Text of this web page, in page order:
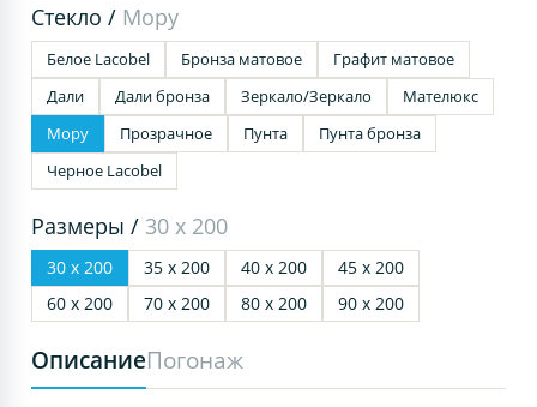
Стекло / Мору
Белое Lacobel Бронза матовое
Графит матовое
Дали
Дали бронза Зеркало/Зеркало
Мателюкс
Мору
Прозрачное Пунта
Пунта бронза
Черное Lacobel
Размеры / 30 х 200
30 х 200 35 х 200 40 х 200
45 х 200
60 х 200
70 х 200 80 х 200 90 х 200
ОписаниеПогонаж